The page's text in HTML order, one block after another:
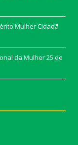
Mulher Cidadã
da Mulher25 de